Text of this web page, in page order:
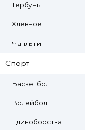
Тербуны
Хлевное
Чаплыгин
Спорт
Баскетбол
Волейбол
Единоборства